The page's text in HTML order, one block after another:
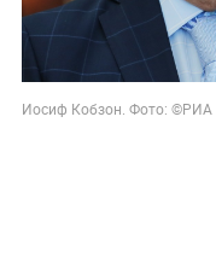
Иосиф Кобзон. Фото: ©РИА